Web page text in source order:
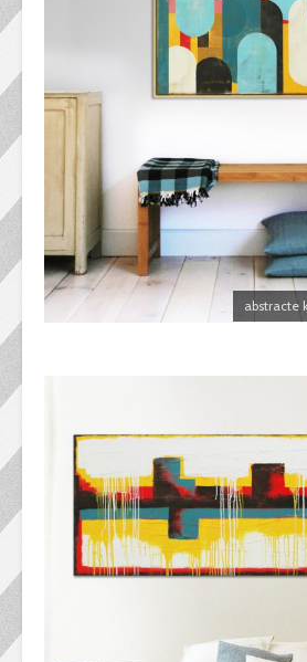
abstracte